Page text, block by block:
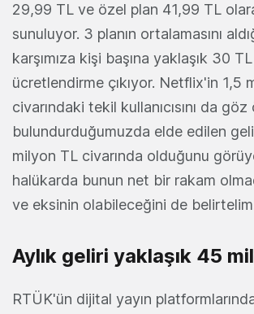
29,99 TL ve özel plan 41,99 TL
sunuluyor. 3 planın ortalamasını
karşımıza kişi başına yaklaşık 30
ücretlendirme çıkıyor. Netflix'in 1,5
civarındaki tekil kullanıcısını da
bulundurduğumuzda elde edilen
milyon TL civarında olduğunu
halükarda bunun net bir rakam
ve eksinin olabileceğini de
Aylık geliri yaklaşık 45
RTÜK'ün dijital yayın